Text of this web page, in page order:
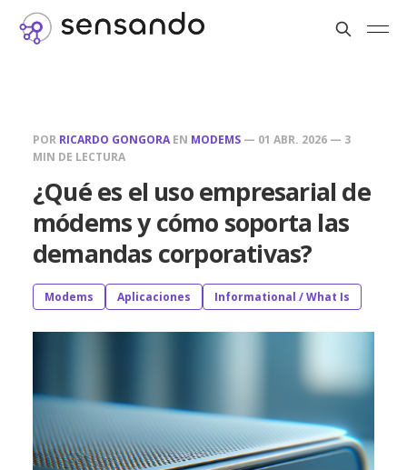
POR RICARDO GONGORA EN MODEMS — 01 ABR. 2026 — 3
MIN DE LECTURA
¿Qué es el uso empresarial de
módems y cómo soporta las
demandas corporativas?
Modems Aplicaciones Informational / What Is